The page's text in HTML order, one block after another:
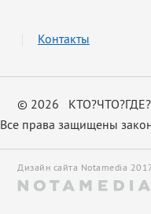
© 2026 КТО?ЧТО?ГДЕ?
Все права защищены
Контакты
Дизайн сайта Notamedia